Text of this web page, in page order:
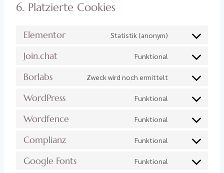
6. Platzierte Cookies
Elementor Statistik (anonym)
Join.chat Funktional
Borlabs Zweck wird noch ermittelt
WordPress Funktional
Wordfence Funktional
Complianz Funktional
Google Fonts Funktional